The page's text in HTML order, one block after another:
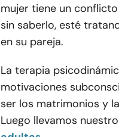
mujer tiene un
sin saberlo, esté
en su pareja.
La terapia
motivaciones
ser los matrimonios y
Luego llevamos nuestro